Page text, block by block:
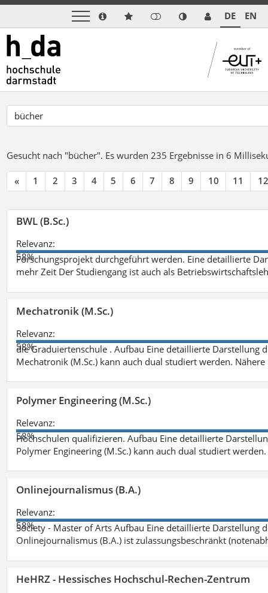
DE EN
Gesucht nach "bücher". Es wurden 235 Ergebnisse in 6
« 1 2 3 4 5 6 7 8 9 10 11 12
BWL (B.Sc.)
Relevanz:
58%
Forschungsprojekt durchgeführt werden. Eine detaillierte
mehr Zeit Der Studiengang ist auch als
Mechatronik (M.Sc.)
Relevanz:
58%
die Graduiertenschule . Aufbau Eine detaillierte Darstellung
Mechatronik (M.Sc.) kann auch dual studiert werden.
Polymer Engineering (M.Sc.)
Relevanz:
58%
Hochschulen qualifizieren. Aufbau Eine detaillierte
Polymer Engineering (M.Sc.) kann auch dual studiert
Onlinejournalismus (B.A.)
Relevanz:
58%
Society - Master of Arts Aufbau Eine detaillierte Darstellung
Onlinejournalismus (B.A.) ist zulassungsbeschränkt
HeHRZ - Hessisches Hochschul-Rechen-Zentrum